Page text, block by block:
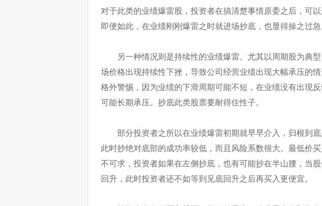
对于此类的业绩爆雷股，投资者在搞清楚事情原委之后，可
即便如此，在业绩刚刚爆雷之时就进场抄底，也显得操之过急
另一种情况则是持续性的业绩爆雷。尤其以周期股为典
场价格出现持续性下挫，导致公司经营业绩出现大幅承压的
格外警惕，因为业绩的下滑周期可能不短，在业绩没有出现
可能长期承压。抄底此类股票要耐得住性子。
部分投资者之所以在业绩爆雷初期就早早介入，归根到
此时抄绝对底部的成功率较低，而且风险系数很大。最低价
不可求，投资者如果在左侧抄底，也有可能抄在半山腰，当
回升，此时投资者还不如等到见底回升之后再买入更便宜。